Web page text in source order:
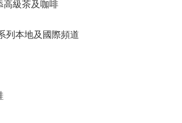
高級茶及咖啡
列本地及國際頻道